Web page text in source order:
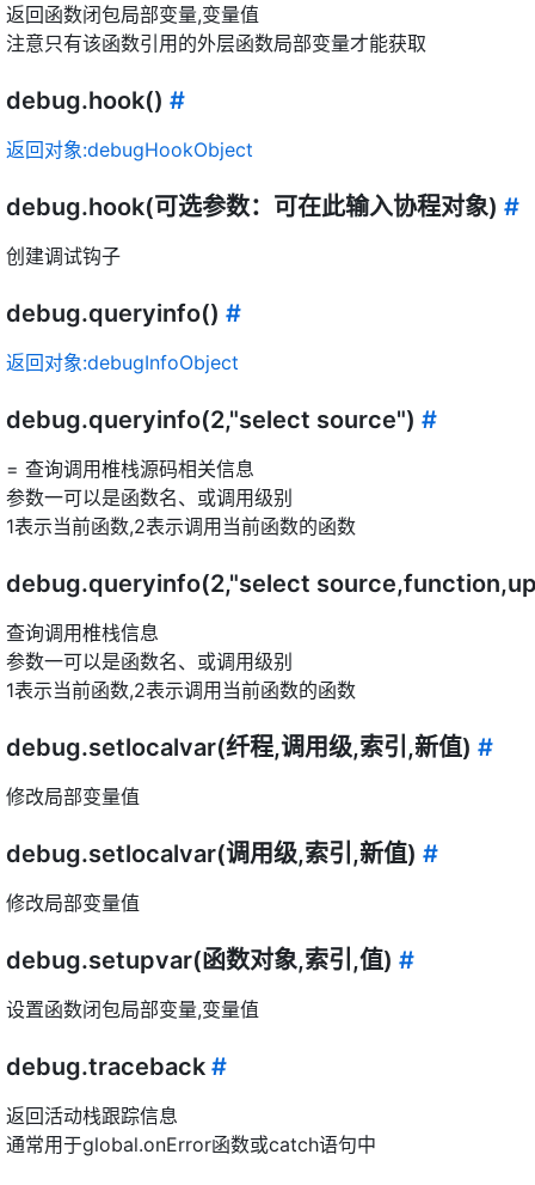
返回函数闭包局部变量,变量值
注意只有该函数引用的外层函数局部变量才能获取
debug.hook() #
返回对象:debugHookObject
debug.hook(可选参数：可在此输入协程对象) #
创建调试钩子
debug.queryinfo() #
返回对象:debugInfoObject
debug.queryinfo(2,"select source") #
= 查询调用椎栈源码相关信息
参数一可以是函数名、或调用级别
1表示当前函数,2表示调用当前函数的函数
debug.queryinfo(2,"select
查询调用椎栈信息
参数一可以是函数名、或调用级别
1表示当前函数,2表示调用当前函数的函数
debug.setlocalvar(纤程,调用级,索引,新值) #
修改局部变量值
debug.setlocalvar(调用级,索引,新值) #
修改局部变量值
debug.setupvar(函数对象,索引,值) #
设置函数闭包局部变量,变量值
debug.traceback #
返回活动栈跟踪信息
通常用于global.onError函数或catch语句中